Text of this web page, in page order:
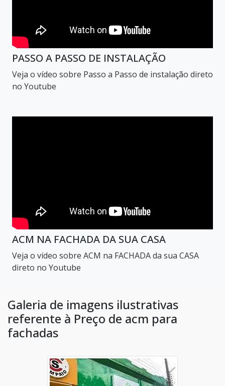
PASSO A PASSO DE INSTALAÇÃO
Veja o vídeo sobre Passo a Passo de instalação direto
no Youtube
ACM NA FACHADA DA SUA CASA
Veja o vídeo sobre ACM na FACHADA da sua CASA
direto no Youtube
Galeria de imagens ilustrativas
referente à Preço de acm para
fachadas